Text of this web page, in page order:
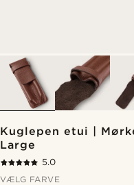
Kuglepen etui |
Large
5.0
VÆLG FARVE